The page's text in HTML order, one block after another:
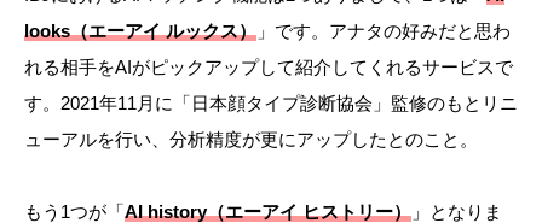
looks（エーアイ ルックス） 」です。アナタの好みだと思わ
れる相手をAIがピックアップして紹介してくれるサービスで
す。2021年11月に「日本顔タイプ診断協会」監修のもとリニ
ューアルを行い、分析精度が更にアップしたとのこと。
もう1つが「AI history（エーアイ ヒストリー） 」となりま